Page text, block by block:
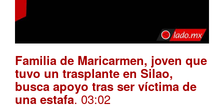
Familia de Maricarmen, joven que
tuvo un trasplante en Silao,
busca apoyo tras ser víctima de
una estafa. 03:02